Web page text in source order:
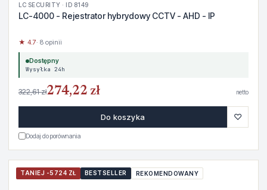
LC SECURITY · ID 8149
LC-4000 - Rejestrator hybrydowy CCTV - AHD - IP
★ 4.7· 8 opinii
Dostępny
Wysyłka 24h
322,61 zł274,22 zł netto
Do koszyka ♡
Dodaj do porównania
TANIEJ -5724 ZŁ BESTSELLER REKOMENDOWANY